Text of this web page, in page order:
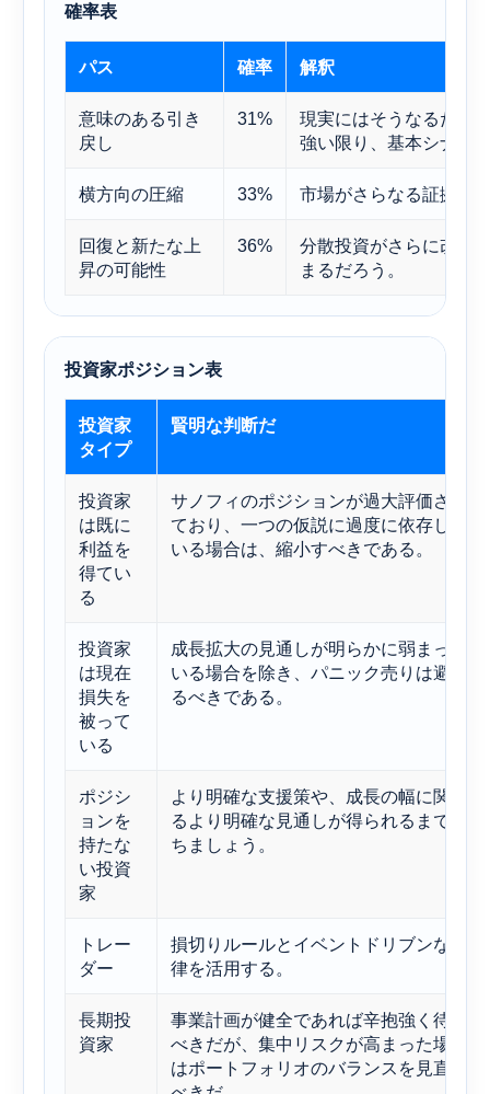
確率表
パス 確率 解釈
意味のある引き
戻し
31%
現実にはそうなるだろ
強い限り、基本シナリ
横方向の圧縮 33% 市場がさらなる証拠を
回復と新たな上
昇の可能性
36%
分散投資がさらに改善
まるだろう。
投資家ポジション表
投資家
タイプ
賢明な判断だ
投資家
は既に
利益を
得てい
る
サノフィのポジションが過大評価され
ており、一つの仮説に過度に依存して
いる場合は、縮小すべきである。
投資家
は現在
損失を
被って
いる
成長拡大の見通しが明らかに弱まって
いる場合を除き、パニック売りは避け
るべきである。
ポジシ
ョンを
持たな
い投資
家
より明確な支援策や、成長の幅に関す
るより明確な見通しが得られるまで待
ちましょう。
トレー
ダー
損切りルールとイベントドリブンな規
律を活用する。
長期投
資家
事業計画が健全であれば辛抱強く待つ
べきだが、集中リスクが高まった場合
はポートフォリオのバランスを見直す